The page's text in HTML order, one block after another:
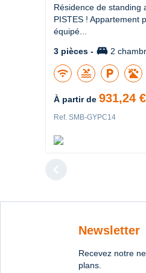
Résidence de standing
PISTES ! Appartement
équipé...
3 pièces - king_bed 2
wifi pool local_parking
À partir de 931,24 €
Ref. SMB-GYPC14
Newsletter
Recevez notre
plans.